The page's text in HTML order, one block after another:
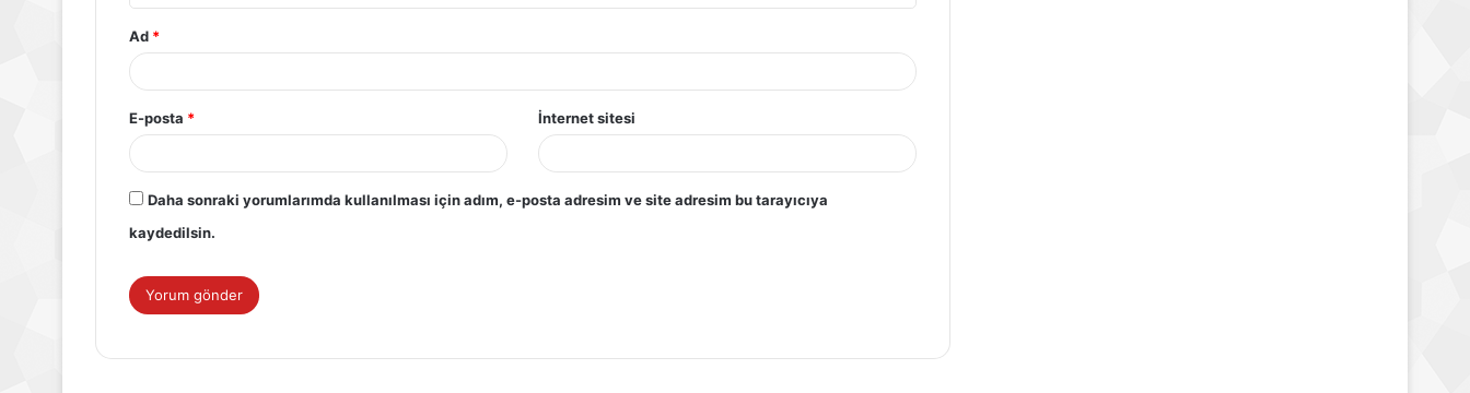
Ad *
E-posta * İnternet sitesi
Daha sonraki yorumlarımda kullanılması için adım, e-posta adresim ve site adresim bu tarayıcıya
kaydedilsin.